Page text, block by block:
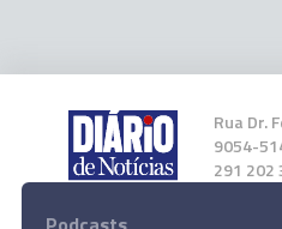
Rua Dr.
9054-
291 202
Instale a